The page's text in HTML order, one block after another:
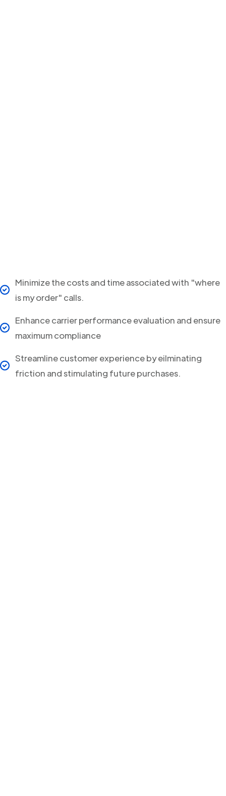
Minimize the costs and time associated with "where
is my order" calls.
Enhance carrier performance evaluation and ensure
maximum compliance
Streamline customer experience by eilminating
friction and stimulating future purchases.